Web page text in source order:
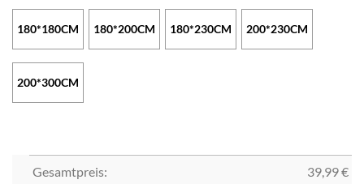
180*180CM 180*200CM 180*230CM 200*230CM
200*300CM
Gesamtpreis: 39,99€